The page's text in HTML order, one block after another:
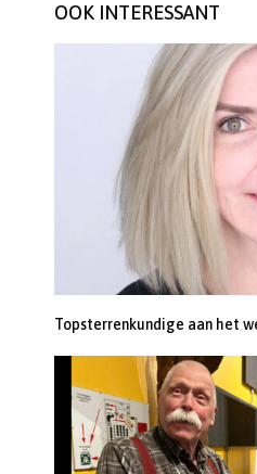
OOK INTERESSANT
Topsterrenkundige aan het